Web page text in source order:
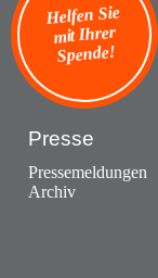
Helfen Sie
mit Ihrer
Spende!
Presse
Pressemeldungen
Archiv